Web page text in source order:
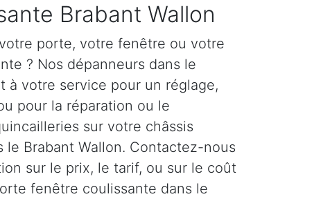
Brabant Wallon
porte, votre fenêtre ou votre
? Nos dépanneurs dans le
à votre service pour un réglage,
pour la réparation ou le
sur votre châssis
le Brabant Wallon. Contactez-nous
sur le prix, le tarif, ou sur le coût
fenêtre coulissante dans le